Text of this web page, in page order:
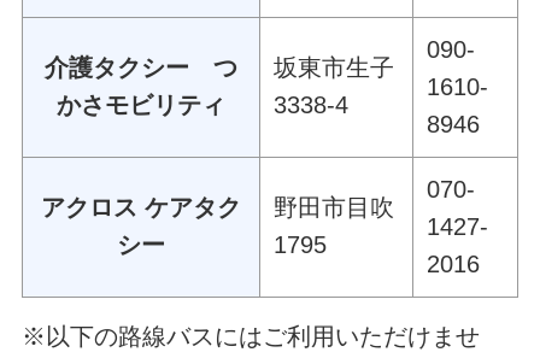
介護タクシー つ
かさモビリティ
坂東市生子
3338-4
090-
1610-
8946
アクロス ケアタク
シー
野田市目吹
1795
070-
1427-
2016
※以下の路線バスにはご利用いただけませ